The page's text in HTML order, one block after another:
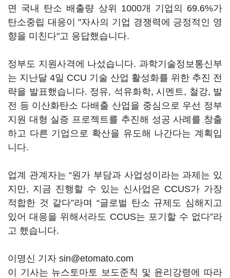
면 국내 탄소 배출량 상위 1000개 기업의 69.6%가
탄소중립 대응이 "자사의 기업 경쟁력에 긍정적인 영
향을 미친다"고 응답했습니다.
정부도 지원사격에 나섰습니다. 과학기술정보통신부
는 지난달 4일 CCU 기술 산업 활성화를 위한 추진 전
략을 발표했습니다. 정유, 석유화학, 시멘트, 철강, 발
전 등 이산화탄소 다배출 산업을 중심으로 우선 정부
지원 대형 실증 프로젝트를 추진해 성공 사례를 창출
하고 다른 기업으로 확산을 유도해 나간다는 계획입
니다.
업계 관계자는 “원가 부담과 사업성이라는 과제는 있
지만, 지금 진행할 수 있는 신사업은 CCUS가 가장
적합한 것 같다”라며 “글로벌 탄소 규제도 심해지고
있어 대응을 위해서라도 CCUS는 포기할 수 없다”라
고 했습니다.
이명신 기자 sin@etomato.com
이 기사는 뉴스토마토 보도준칙 및 윤리강령에 따라